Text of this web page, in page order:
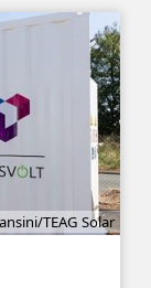
TEAG Solar